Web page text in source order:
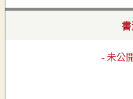
書
- 未公